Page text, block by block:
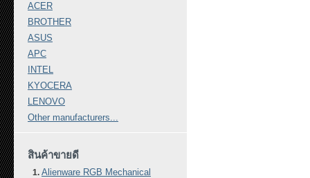
ACER
BROTHER
ASUS
APC
INTEL
KYOCERA
LENOVO
Other manufacturers...
สินค้าขายดี
Alienware RGB Mechanical